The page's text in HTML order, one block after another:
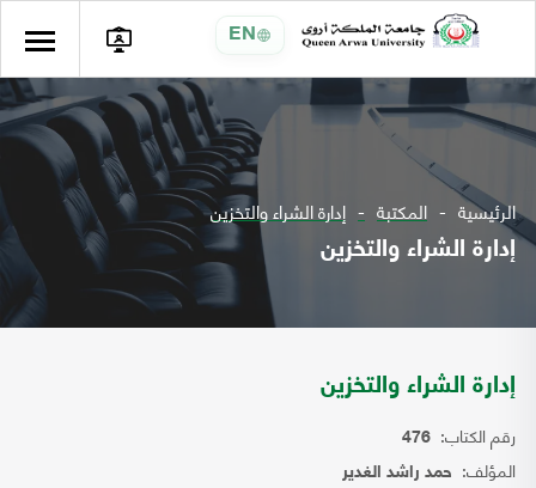
EN
الرئيسية المكتبة إدارة الشراء والتخزين
إدارة الشراء والتخزين
إدارة الشراء والتخزين
رقم الكتاب: 476
المؤلف: حمد راشد الغدير